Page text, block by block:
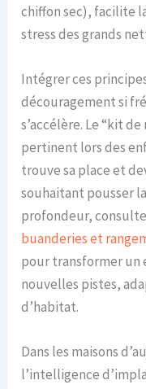
chiffon sec), facilite
stress des grands
Intégrer ces
découragement si
s’accélère. Le “kit
pertinent lors des
trouve sa place et
souhaitant pousser
profondeur,
buanderies et
pour transformer un
nouvelles pistes,
d’habitat.
Dans les maisons
l’intelligence